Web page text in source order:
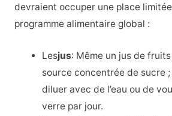
devraient occuper une place
programme alimentaire global :
Lesjus: Même un jus de
source concentrée de sucre
diluer avec de l’eau ou de
verre par jour.